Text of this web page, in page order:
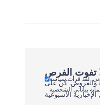
والعروض. كن على
الأسبوعية
لقد قرأت سياسة
بياناتي الشخصية